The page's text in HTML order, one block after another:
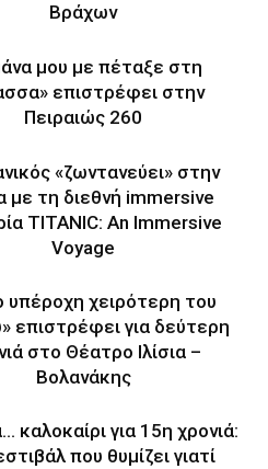
Βράχων
μου με πέταξε στη
επιστρέφει στην
Πειραιώς 260
«ζωντανεύει» στην
με τη διεθνή immersive
TITANIC: An Immersive
Voyage
υπέροχη χειρότερη του
επιστρέφει για δεύτερη
στο Θέατρο Ιλίσια –
Βολανάκης
καλοκαίρι για 15η χρονιά:
που θυμίζει γιατί